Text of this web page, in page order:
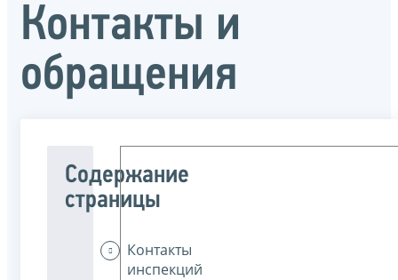
Контакты и
обращения
Содержание
страницы
Контакты
инспекций